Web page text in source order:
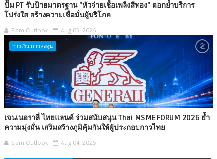
ปั๊ม PT รับป้ายมาตรฐาน "หัวจ่ายเชื้อเพลิงสีทอง" ตอกย้ำบริการ
โปร่งใส สร้างความเชื่อมั่นผู้บริโภค
Siam Outlook Aug 05, 2026
การเงิน การลงทุน
เจนเนอราลี่ ไทยแลนด์ ร่วมสนับสนุน Thai MSME FORUM 2026 ย้ำ
ความมุ่งมั่น เสริมสร้างภูมิคุ้มกันให้ผู้ประกอบการไทย
Siam Outlook Aug 04, 2026